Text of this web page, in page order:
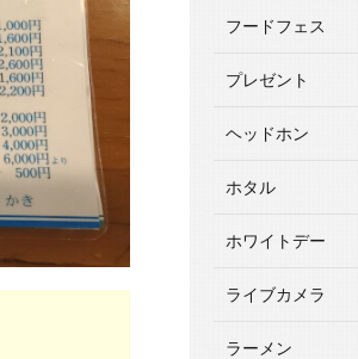
フードフェス
プレゼント
ヘッドホン
ホタル
ホワイトデー
ライブカメラ
ラーメン